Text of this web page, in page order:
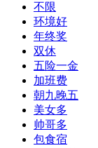
不限
环境好
年终奖
双休
五险一金
加班费
朝九晚五
美女多
帅哥多
包食宿